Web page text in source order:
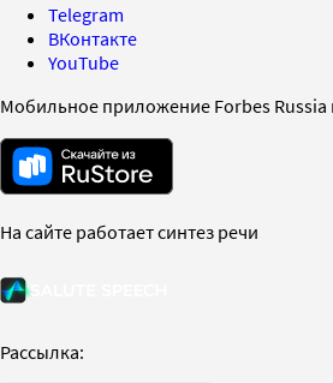
Telegram
ВКонтакте
YouTube
Мобильное приложение Forbes Russia
На сайте работает синтез речи
Рассылка: